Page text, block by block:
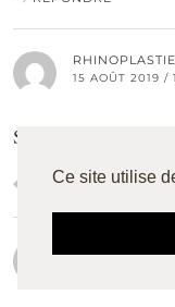
Ce site utilise
15 AOÛT 2019 /
Super
RÉPONDRE